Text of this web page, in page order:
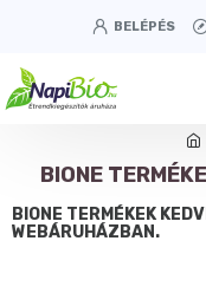
BELÉPÉS
BIONE
BIONE TERMÉKEK
WEBÁRUHÁZBAN.